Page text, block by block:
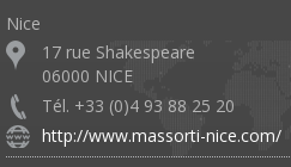
Nice
17 rue Shakespeare
06000 NICE
Tél. +33 (0)4 93 88 25 20
http://www.massorti-nice.com/